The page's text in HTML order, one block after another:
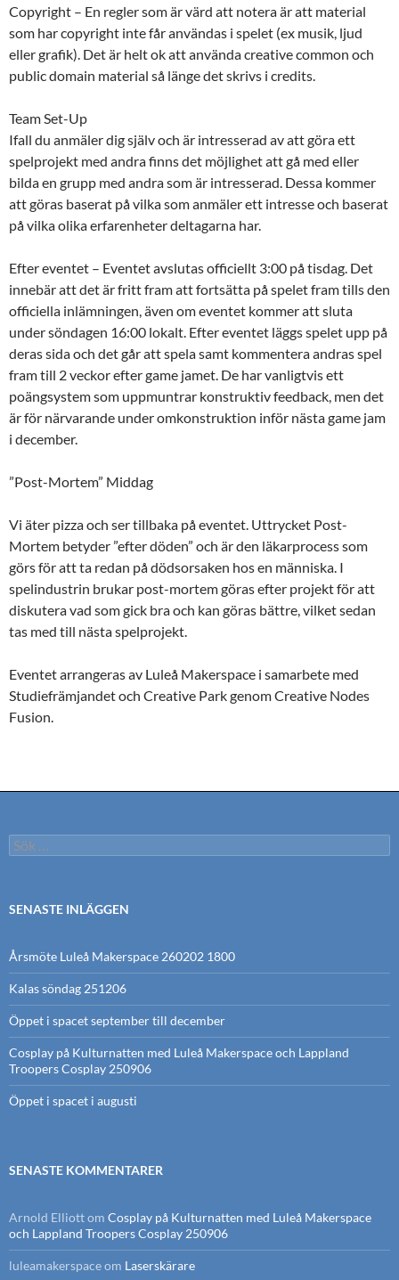
Copyright – En regler som är värd att notera är att material
som har copyright inte får användas i spelet (ex musik, ljud
eller grafik). Det är helt ok att använda creative common och
public domain material så länge det skrivs i credits.
Team Set-Up
Ifall du anmäler dig själv och är intresserad av att göra ett
spelprojekt med andra finns det möjlighet att gå med eller
bilda en grupp med andra som är intresserad. Dessa kommer
att göras baserat på vilka som anmäler ett intresse och baserat
på vilka olika erfarenheter deltagarna har.
Efter eventet – Eventet avslutas officiellt 3:00 på tisdag. Det
innebär att det är fritt fram att fortsätta på spelet fram tills den
officiella inlämningen, även om eventet kommer att sluta
under söndagen 16:00 lokalt. Efter eventet läggs spelet upp på
deras sida och det går att spela samt kommentera andras spel
fram till 2 veckor efter game jamet. De har vanligtvis ett
poängsystem som uppmuntrar konstruktiv feedback, men det
är för närvarande under omkonstruktion inför nästa game jam
i december.
”Post-Mortem” Middag
Vi äter pizza och ser tillbaka på eventet. Uttrycket Post-
Mortem betyder ”efter döden” och är den läkarprocess som
görs för att ta redan på dödsorsaken hos en människa. I
spelindustrin brukar post-mortem göras efter projekt för att
diskutera vad som gick bra och kan göras bättre, vilket sedan
tas med till nästa spelprojekt.
Eventet arrangeras av Luleå Makerspace i samarbete med
Studiefrämjandet och Creative Park genom Creative Nodes
Fusion.
Sök
efter:
SENASTE INLÄGGEN
Årsmöte Luleå Makerspace 260202 1800
Kalas söndag 251206
Öppet i spacet september till december
Cosplay på Kulturnatten med Luleå Makerspace och Lappland
Troopers Cosplay 250906
Öppet i spacet i augusti
SENASTE KOMMENTARER
Arnold Elliottom Cosplay på Kulturnatten med Luleå Makerspace
och Lappland Troopers Cosplay 250906
luleamakerspaceom Laserskärare